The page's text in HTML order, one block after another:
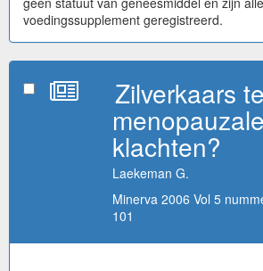
voedingssupplement geregistreerd.
Zilverkaars
menopauzale
klachten?
Laekeman G.
Minerva 2006 Vol 5
101